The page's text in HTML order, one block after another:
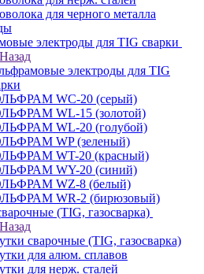
для черного металла
электроды для TIG сварки
Назад
электроды для TIG
WC-20 (серый)
WL-15 (золотой)
WL-20 (голубой)
WP (зеленый)
WT-20 (красный)
WY-20 (синий)
WZ-8 (белый)
WR-2 (бирюзовый)
(TIG, газосварка)
Назад
сварочные (TIG, газосварка)
для алюм. сплавов
для нерж. сталей